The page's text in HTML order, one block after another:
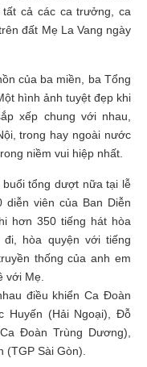
cả các ca trưởng, ca
đất Mẹ La Vang ngày
của ba miền, ba Tổng
hình ảnh tuyệt đẹp khi
xếp chung với nhau,
trong hay ngoài nước
niềm vui hiệp nhất.
tổng dượt nữa tại lễ
viên của Ban Diễn
hơn 350 tiếng hát hòa
hòa quyện với tiếng
thống của anh em
với Mẹ.
điều khiển Ca Đoàn
Huyến (Hải Ngoại), Đỗ
Đoàn Trùng Dương),
Sài Gòn).